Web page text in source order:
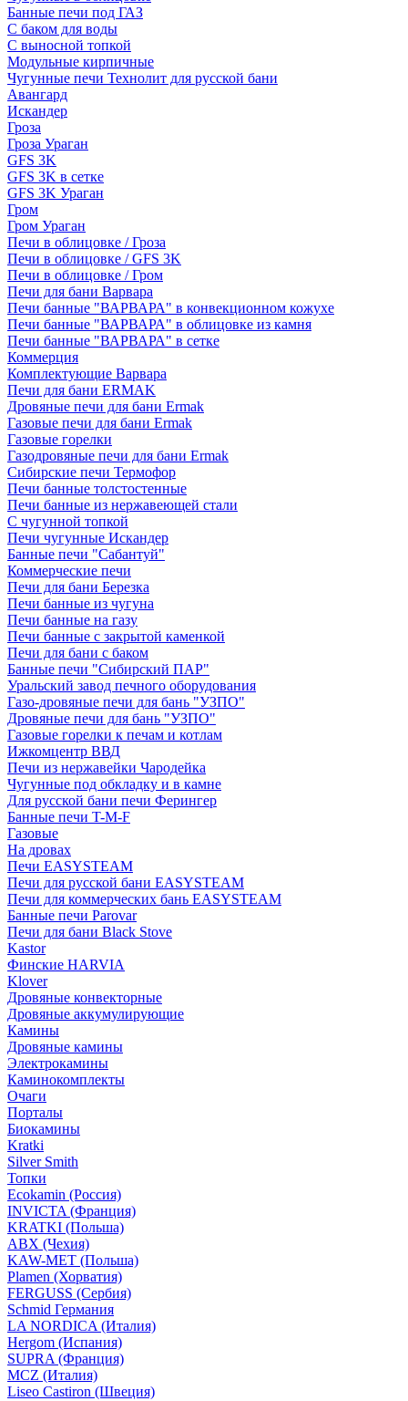
Банные печи под ГАЗ
С баком для воды
С выносной топкой
Модульные кирпичные
Чугунные печи Технолит для русской бани
Авангард
Искандер
Гроза
Гроза Ураган
GFS 3K
GFS 3K в сетке
GFS 3K Ураган
Гром
Гром Ураган
Печи в облицовке / Гроза
Печи в облицовке / GFS 3K
Печи в облицовке / Гром
Печи для бани Варвара
Печи банные "ВАРВАРА" в конвекционном кожухе
Печи банные "ВАРВАРА" в облицовке из камня
Печи банные "ВАРВАРА" в сетке
Коммерция
Комплектующие Варвара
Печи для бани ERMAK
Дровяные печи для бани Ermak
Газовые печи для бани Ermak
Газовые горелки
Газодровяные печи для бани Ermak
Сибирские печи Термофор
Печи банные толстостенные
Печи банные из нержавеющей стали
С чугунной топкой
Печи чугунные Искандер
Банные печи "Сабантуй"
Коммерческие печи
Печи для бани Березка
Печи банные из чугуна
Печи банные на газу
Печи банные с закрытой каменкой
Печи для бани с баком
Банные печи "Сибирский ПАР"
Уральский завод печного оборудования
Газо-дровяные печи для бань "УЗПО"
Дровяные печи для бань "УЗПО"
Газовые горелки к печам и котлам
Ижкомцентр ВВД
Печи из нержавейки Чародейка
Чугунные под обкладку и в камне
Для русской бани печи Ферингер
Банные печи T-M-F
Газовые
На дровах
Печи EASYSTEAM
Печи для русской бани EASYSTEAM
Печи для коммерческих бань EASYSTEAM
Банные печи Parovar
Печи для бани Black Stove
Kastor
Финские HARVIA
Klover
Дровяные конвекторные
Дровяные аккумулирующие
Камины
Дровяные камины
Электрокамины
Каминокомплекты
Очаги
Порталы
Биокамины
Kratki
Silver Smith
Топки
Ecokamin (Россия)
INVICTA (Франция)
KRATKI (Польша)
ABX (Чехия)
KAW-MET (Польша)
Plamen (Хорватия)
FERGUSS (Сербия)
Schmid Германия
LA NORDICA (Италия)
Hergom (Испания)
SUPRA (Франция)
MCZ (Италия)
Liseo Castiron (Швеция)